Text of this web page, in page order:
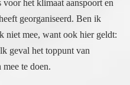
te doen.